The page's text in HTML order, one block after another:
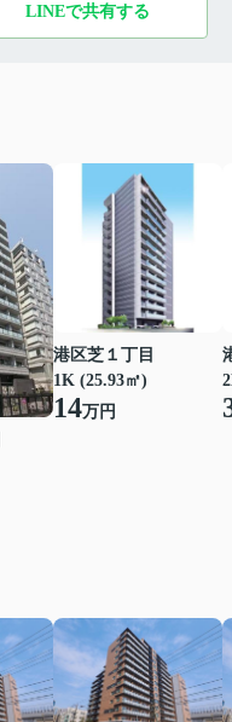
LINEで共有する
港区芝１丁目
1K (25.93㎡)
14万円